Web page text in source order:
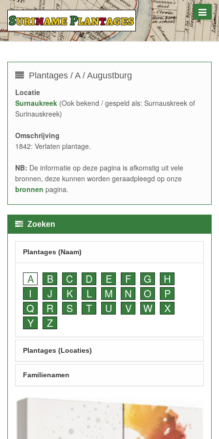
Toggle
Plantages / A / Augustburg
Locatie
Surnaukreek (Ook bekend / gespeld als: Surnauskreek of
Surinauskreek)
Omschrijving
1842: Verlaten plantage.
NB: De informatie op deze pagina is afkomstig uit vele
bronnen, deze kunnen worden geraadpleegd op onze
bronnen pagina.
Zoeken
Plantages (Naam)
A B C D E F G
H
I
J K L M N O
P
Q
R S T U V W
X
Y
Z
Plantages (Locaties)
Familienamen